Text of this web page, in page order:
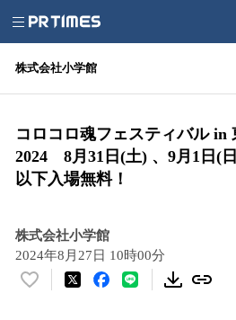
株式会社小学館
コロコロ魂フェスティバル in
2024 8月31日(土) 、9月1日(
以下入場無料！
株式会社小学館
2024年8月27日 10時00分
い